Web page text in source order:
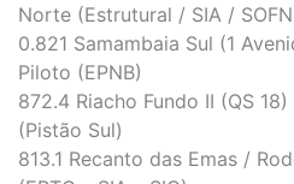
Norte (Estrutural / SIA /
0.821 Samambaia Sul (1
Piloto (EPNB)
872.4 Riacho Fundo II (QS
(Pistão Sul)
813.1 Recanto das Emas /